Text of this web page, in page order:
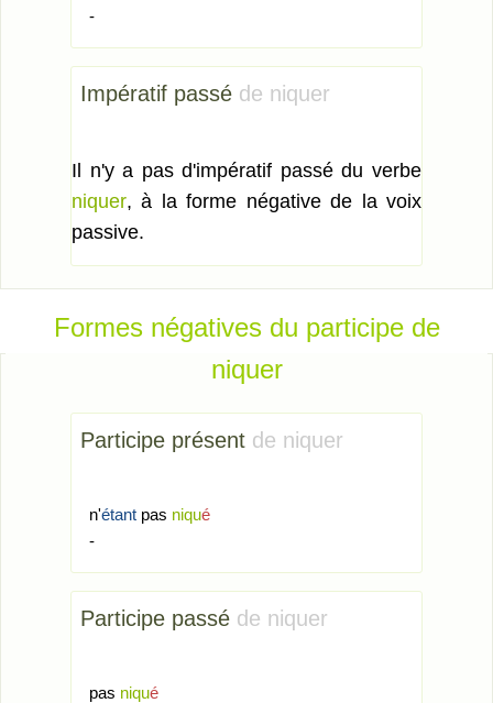
-
Impératif passé de niquer
Il n'y a pas d'impératif passé du verbe
niquer, à la forme négative de la voix
passive.
Formes négatives du participe de
niquer
Participe présent de niquer
n'étant pas niqué
-
Participe passé de niquer
pas niqué